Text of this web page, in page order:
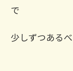
で
少しずつある